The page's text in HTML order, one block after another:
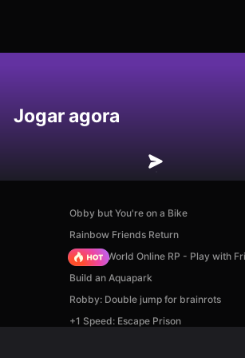
Jogar agora
Obby but You're on a Bike
Rainbow Friends Return
Sprunki World Online RP - Play with
Build an Aquapark
Robby: Double jump for brainrots
+1 Speed: Escape Prison